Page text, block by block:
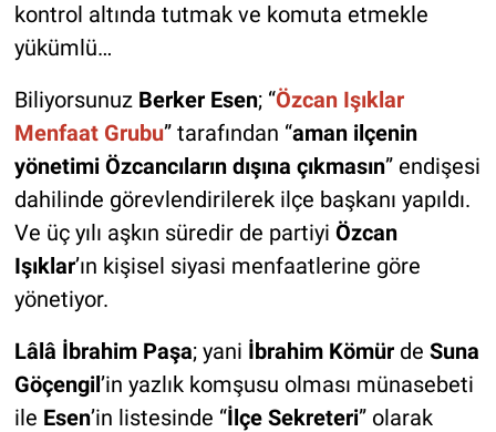
kontrol altında tutmak ve komuta etmekle
yükümlü…
Biliyorsunuz Berker Esen; “Özcan Işıklar
Menfaat Grubu” tarafından “aman ilçenin
yönetimi Özcancıların dışına çıkmasın” endişesi
dahilinde görevlendirilerek ilçe başkanı yapıldı.
Ve üç yılı aşkın süredir de partiyi Özcan
Işıklar’ın kişisel siyasi menfaatlerine göre
yönetiyor.
Lâlâ İbrahim Paşa; yani İbrahim Kömür de Suna
Göçengil’in yazlık komşusu olması münasebeti
ile Esen’in listesinde “İlçe Sekreteri” olarak